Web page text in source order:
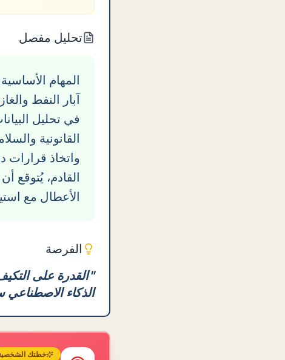
تحليل مفصل
المهام
آبار النفط
في تحليل
القانونية
واتخاذ قرارات
القادم، يُتوقع
الأعطال مع
الفرصة
"القدرة على
الذكاء الاصطناعي
خطتك